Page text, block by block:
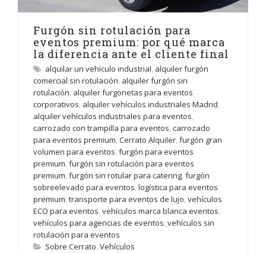
Furgón sin rotulación para
eventos premium: por qué marca
la diferencia ante el cliente final
alquilar un vehículo industrial, alquiler furgón
comercial sin rotulación, alquiler furgón sin
rotulación, alquiler furgonetas para eventos
corporativos, alquiler vehículos industriales Madrid,
alquiler vehículos industriales para eventos,
carrozado con trampilla para eventos, carrozado
para eventos premium, Cerrato Alquiler, furgón gran
volumen para eventos, furgón para eventos
premium, furgón sin rotulación para eventos
premium, furgón sin rotular para catering, furgón
sobreelevado para eventos, logística para eventos
premium, transporte para eventos de lujo, vehículos
ECO para eventos, vehículos marca blanca eventos,
vehículos para agencias de eventos, vehículos sin
rotulación para eventos
Sobre Cerrato, Vehículos